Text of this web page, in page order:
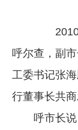
镁钛
地矿 建设
党建工作
企业文化
2010
呼尔查，副
工委书记张
行董事长共商
呼市长说